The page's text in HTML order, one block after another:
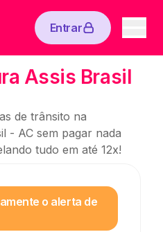
Entrar
Assis Brasil
de trânsito na
- AC sem pagar nada
tudo em até 12x!
o alerta de